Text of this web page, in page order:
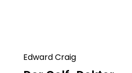
Edward Craig